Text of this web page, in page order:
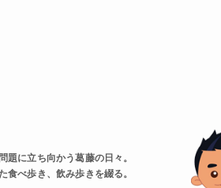
題に立ち向かう葛藤の日々。
食べ歩き、飲み歩きを綴る。